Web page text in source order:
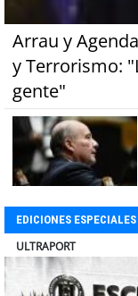
Arrau y
y Terrorismo:
gente"
EDICIONES ESPECIALES
BANCO DE CHILE